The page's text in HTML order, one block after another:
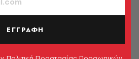
τρένου στο Βέλγιο
ΕΓΓΡΑΦΗ